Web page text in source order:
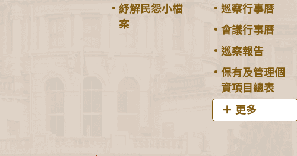
紓解民怨小檔
案
巡察行事曆
會議行事曆
巡察報告
保有及管理個
資項目總表
更多